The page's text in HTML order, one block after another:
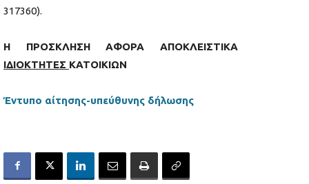
317360).
Η ΠΡΟΣΚΛΗΣΗ ΑΦΟΡΑ ΑΠΟΚΛΕΙΣΤΙΚΑ
ΙΔΙΟΚΤΗΤΕΣ ΚΑΤΟΙΚΙΩΝ
Έντυπο αίτησης-υπεύθυνης δήλωσης